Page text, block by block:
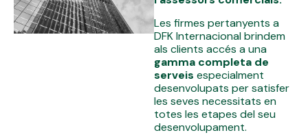
Les firmes pertanyents a
DFK Internacional brindem
als clients accés a una
gamma completa de
serveis especialment
desenvolupats per satisfer
les seves necessitats en
totes les etapes del seu
desenvolupament.